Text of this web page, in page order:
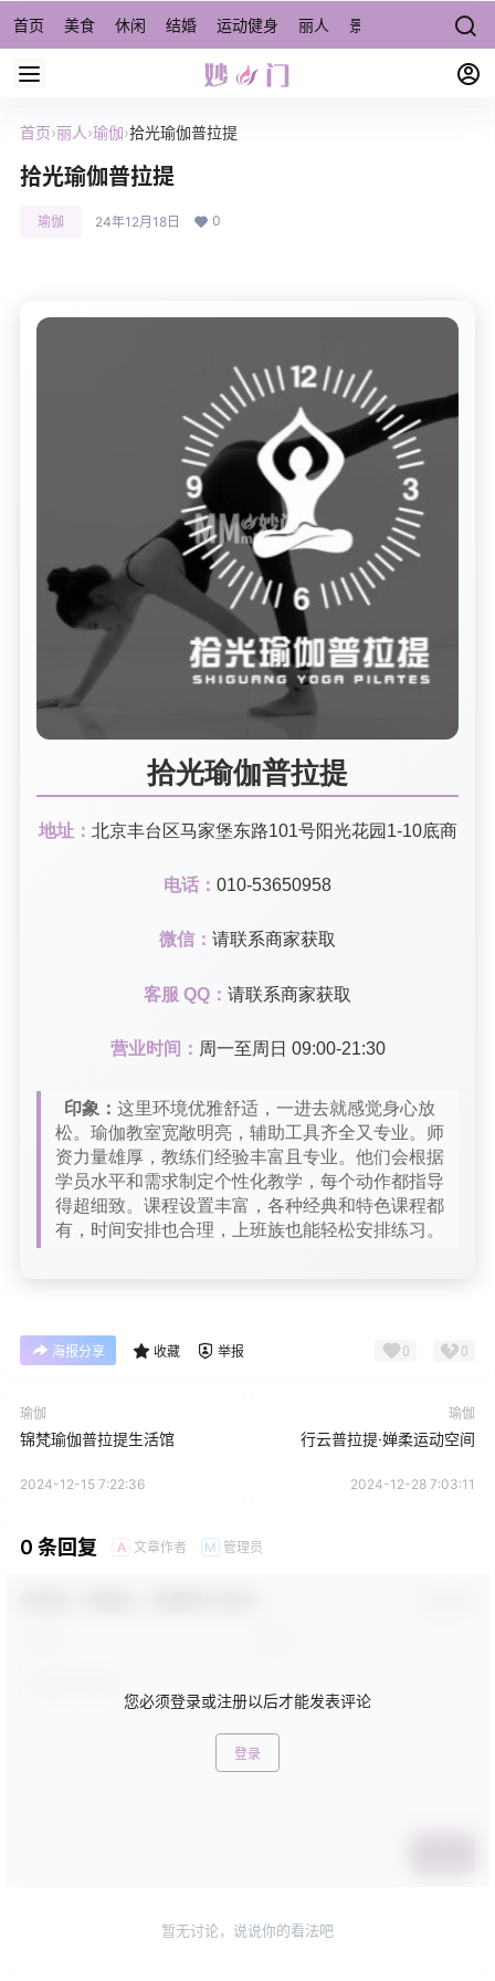
首页 美食 休闲 结婚 运动健身 丽人 景点/周边游 宠物
首页›丽人›瑜伽›拾光瑜伽普拉提
拾光瑜伽普拉提
瑜伽 24年12月18日 0
拾光瑜伽普拉提
地址： 北京丰台区马家堡东路101号阳光花园1-10底商
电话： 010-53650958
微信： 请联系商家获取
客服 QQ： 请联系商家获取
营业时间： 周一至周日 09:00-21:30
印象： 这里环境优雅舒适，一进去就感觉身心放
松。瑜伽教室宽敞明亮，辅助工具齐全又专业。师
资力量雄厚，教练们经验丰富且专业。他们会根据
学员水平和需求制定个性化教学，每个动作都指导
得超细致。课程设置丰富，各种经典和特色课程都
有，时间安排也合理，上班族也能轻松安排练习。
海报分享 收藏 举报 0 0
瑜伽
锦梵瑜伽普拉提生活馆
2024-12-15 7:22:36
瑜伽
行云普拉提·婵柔运动空间
2024-12-28 7:03:11
0 条回复 A 文章作者 M 管理员
您必须登录或注册以后才能发表评论
登录
暂无讨论，说说你的看法吧